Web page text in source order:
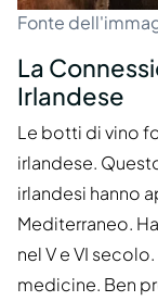
Fonte
La
Irlandese
Le botti di vino
irlandese.
irlandesi hanno
Mediterraneo.
nel V e VI
medicine. Ben